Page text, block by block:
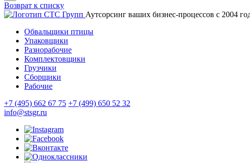
Возврат к списку
Аутсорсинг ваших бизнес-процессов с 2004
Обвальщики птицы
Упаковщики
Разнорабочие
Комплектовщики
Грузчики
Сборщики
Рабочие
+7 (495) 662 67 75 +7 (499) 650 52 32
info@stsgr.ru